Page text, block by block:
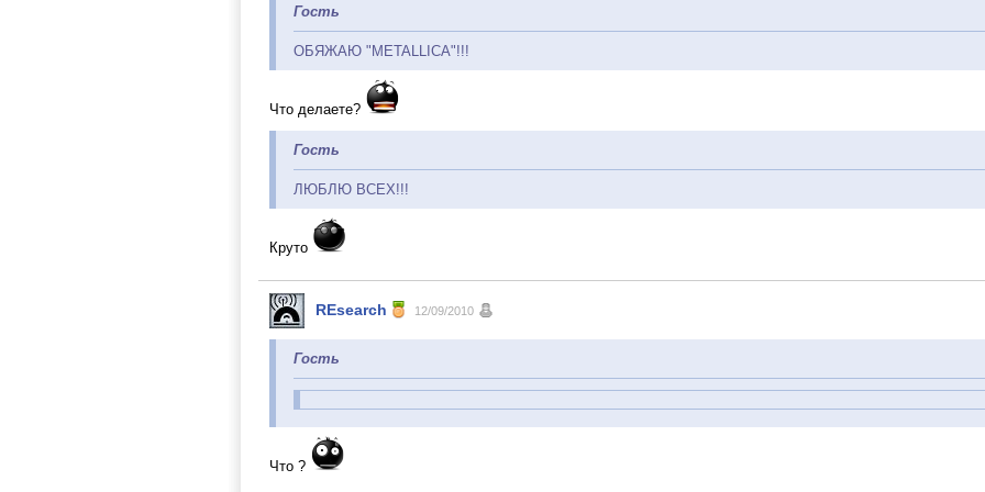
Гость
ОБЯЖАЮ "METALLIСA"!!!
Что делаете?
Гость
ЛЮБЛЮ ВСЕХ!!!
Круто
REsearch 12/09/2010
Гость
Что ?